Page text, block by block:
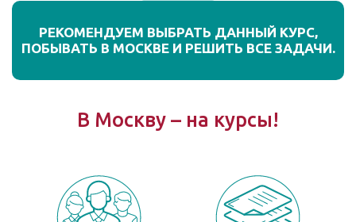
РЕКОМЕНДУЕМ ВЫБРАТЬ ДАННЫЙ КУРС,
ПОБЫВАТЬ В МОСКВЕ И РЕШИТЬ ВСЕ ЗАДАЧИ.
В Москву – на курсы!